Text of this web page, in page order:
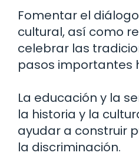
Fomentar el
cultural, así como
celebrar las
pasos importantes
La educación y la
la historia y la
ayudar a construir
la discriminación.